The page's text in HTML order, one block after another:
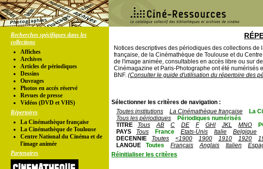
Recherches spécifiques dans les
collections
Affiches
Archives
Articles de périodiques
Dessins
Ouvrages
Photos en accés réservé
Revues de presse
Vidéos (DVD et VHS)
Répertoires
La Cinémathèque française
La Cinémathèque de Toulouse
Centre National du Cinéma et de
l'image animée
Partenaires
Notices descriptives des périodiques des collections de
française, de la Cinémathèque de Toulouse et du
de l'image animée, consultables en accès libre ou sur
Cinémagazine et Paris-Photographe ont été numérisés
BNF. (Consulter le guide d'utilisation du répertoire des
Sélectionner les critères de navigation :
Toutes institutions
La Cinémathèque française La
Tous les périodiques
Périodiques numérisés
TITRE
Tous AB C DE F GHI JKL MNO
PAYS
Tous France Etats-Unis Italie Belgique
DECENNIE
Toutes <1900 1900 1910 1920
LANGUE
Toutes Français Anglais Italien
Réinitialiser les critères